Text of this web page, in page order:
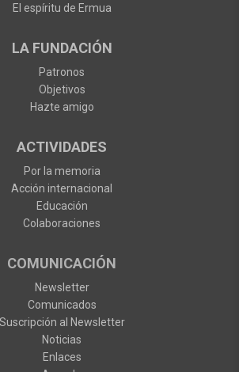
El espíritu de Ermua
LA FUNDACIÓN
Patronos
Objetivos
Hazte amigo
ACTIVIDADES
Por la memoria
Acción internacional
Educación
Colaboraciones
COMUNICACIÓN
Newsletter
Comunicados
Suscripción al Newsletter
Noticias
Enlaces